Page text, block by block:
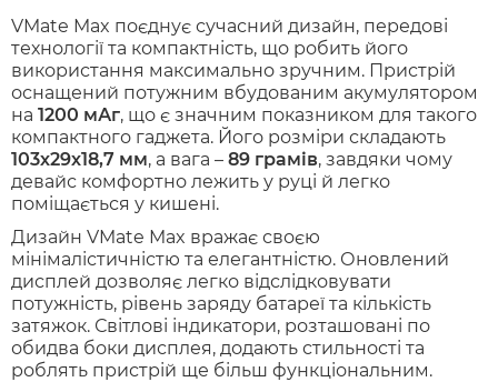
VMate Max поєднує сучасний дизайн, передові
технології та компактність, що робить його
використання максимально зручним. Пристрій
оснащений потужним вбудованим акумулятором
на 1200 мАг, що є значним показником для такого
компактного гаджета. Його розміри складають
103х29х18,7 мм, а вага – 89 грамів, завдяки чому
девайс комфортно лежить у руці й легко
поміщається у кишені.
Дизайн VMate Max вражає своєю
мінімалістичністю та елегантністю. Оновлений
дисплей дозволяє легко відслідковувати
потужність, рівень заряду батареї та кількість
затяжок. Світлові індикатори, розташовані по
обидва боки дисплея, додають стильності та
роблять пристрій ще більш функціональним.